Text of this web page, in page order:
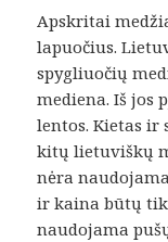
Apskritai
lapuočius.
spygliuočių
mediena. Iš jos
lentos. Kietas ir
kitų lietuviškų
nėra
ir kaina būtų
naudojama